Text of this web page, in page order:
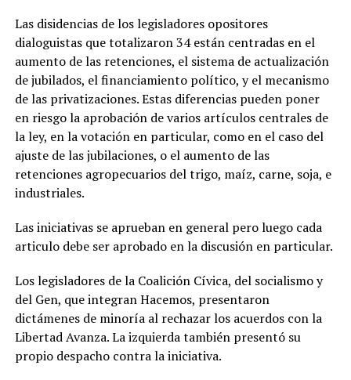
Las disidencias de los legisladores opositores
dialoguistas que totalizaron 34 están centradas en el
aumento de las retenciones, el sistema de actualización
de jubilados, el financiamiento político, y el mecanismo
de las privatizaciones. Estas diferencias pueden poner
en riesgo la aprobación de varios artículos centrales de
la ley, en la votación en particular, como en el caso del
ajuste de las jubilaciones, o el aumento de las
retenciones agropecuarios del trigo, maíz, carne, soja, e
industriales.
Las iniciativas se aprueban en general pero luego cada
articulo debe ser aprobado en la discusión en particular.
Los legisladores de la Coalición Cívica, del socialismo y
del Gen, que integran Hacemos, presentaron
dictámenes de minoría al rechazar los acuerdos con la
Libertad Avanza. La izquierda también presentó su
propio despacho contra la iniciativa.